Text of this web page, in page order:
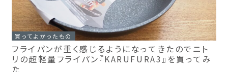
買ってよかったもの
フライパンが重く感じるようになってきたのでニト
リの超軽量フライパン『KARUFURA3』を買ってみ
た